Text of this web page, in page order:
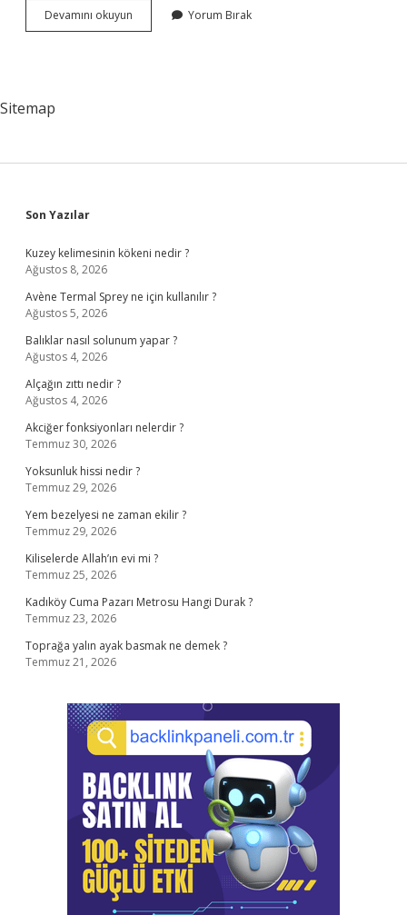
Devamını okuyun
Ne
Yorum Bırak
Sitemap
Sidebar
Son Yazılar
Kuzey kelimesinin kökeni nedir ?
Ağustos 8, 2026
Avène Termal Sprey ne için kullanılır ?
Ağustos 5, 2026
Balıklar nasıl solunum yapar ?
Ağustos 4, 2026
Alçağın zıttı nedir ?
Ağustos 4, 2026
Akciğer fonksiyonları nelerdir ?
Temmuz 30, 2026
Yoksunluk hissi nedir ?
Temmuz 29, 2026
Yem bezelyesi ne zaman ekilir ?
Temmuz 29, 2026
Kiliselerde Allah’ın evi mi ?
Temmuz 25, 2026
Kadıköy Cuma Pazarı Metrosu Hangi Durak ?
Temmuz 23, 2026
Toprağa yalın ayak basmak ne demek ?
Temmuz 21, 2026